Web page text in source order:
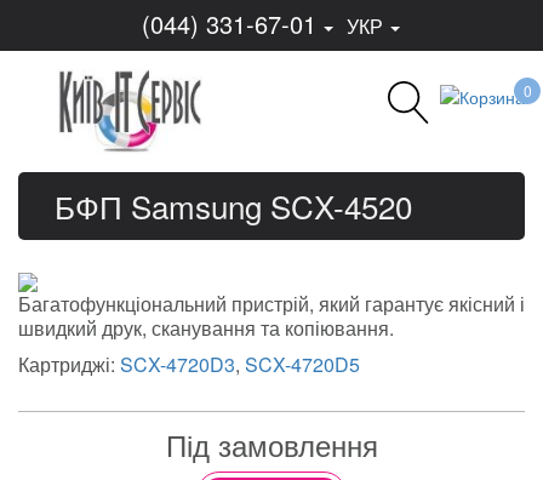
(044) 331-67-01 УКР
0
БФП Samsung SCX-4520
Багатофункціональний пристрій, який гарантує якісний і
швидкий друк, сканування та копіювання.
Картриджі: SCX-4720D3, SCX-4720D5
Під замовлення